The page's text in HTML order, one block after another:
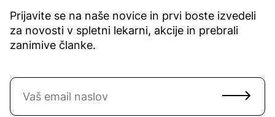
Prijavite se na naše novice in prvi boste izvedeli
za novosti v spletni lekarni, akcije in prebrali
zanimive članke.
Naročite se na novice